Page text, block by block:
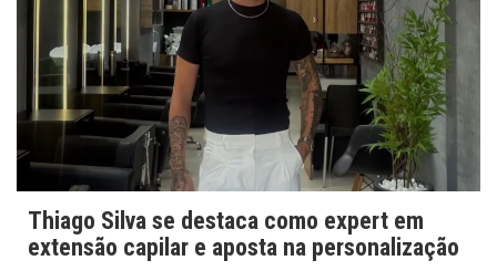
Thiago Silva se destaca como expert em
extensão capilar e aposta na personalização